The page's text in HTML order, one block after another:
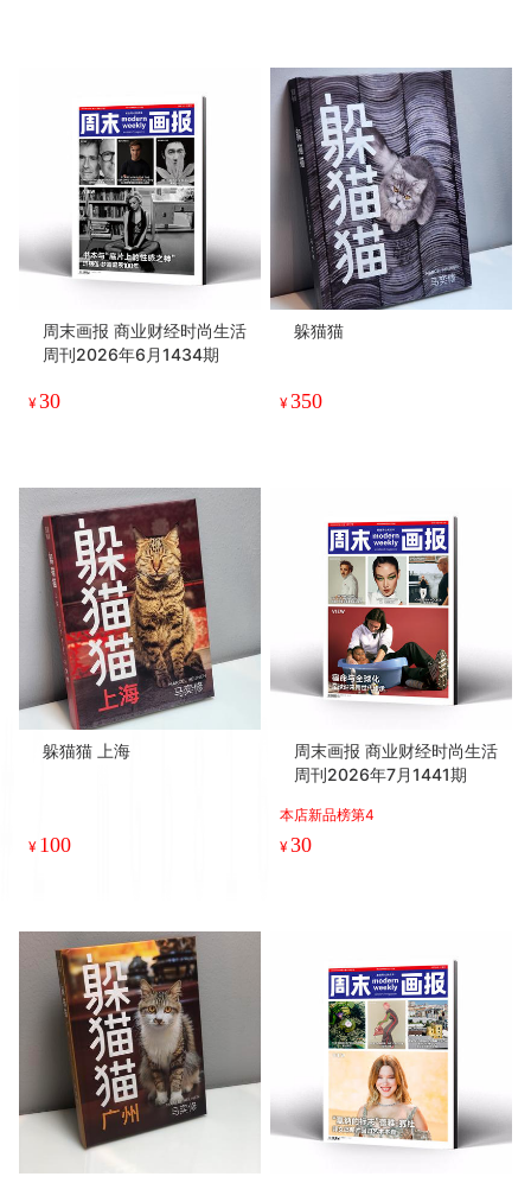
周末画报 商业财经时尚生活
周刊2026年6月1434期
¥30
躲猫猫
¥350
躲猫猫 上海
¥ 100
周末画报 商业财经时尚生活
周刊2026年7月1441期
本店新品榜第4
¥30